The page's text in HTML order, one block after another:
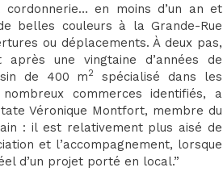
en moins d’un an et
belles couleurs à la Grande-Rue
ou déplacements. À deux pas,
une vingtaine d’années de
de 400 m2
spécialisé dans les
commerces identifiés, a
Véronique Montfort, membre du
: il est relativement plus aisé de
et l’accompagnement, lorsque
d’un projet porté en local.”